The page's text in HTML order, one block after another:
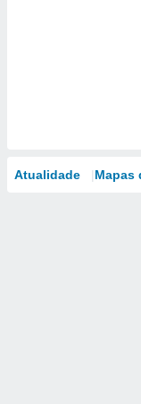
Atualidade Mapas